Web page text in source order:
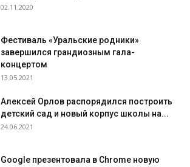
02.11.2020
Фестиваль «Уральские родники»
завершился грандиозным гала-
концертом
13.05.2021
Алексей Орлов распорядился построить
детский сад и новый корпус школы на...
24.06.2021
Google презентовала в Chrome новую